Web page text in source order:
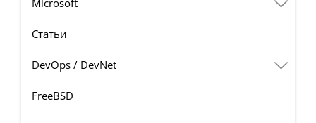
Microsoft
Статьи
DevOps / DevNet
FreeBSD